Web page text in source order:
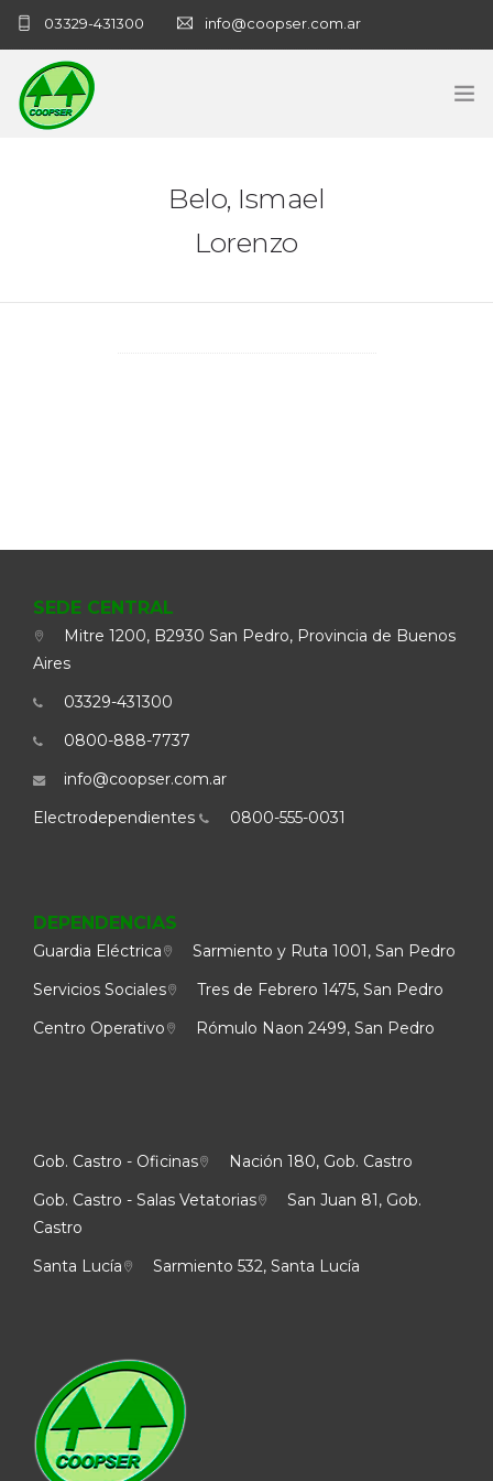
03329-431300 info@coopser.com.ar
Belo, Ismael
Lorenzo
SEDE CENTRAL
Mitre 1200, B2930 San Pedro, Provincia de Buenos
Aires
03329-431300
0800-888-7737
info@coopser.com.ar
Electrodependientes
0800-555-0031
DEPENDENCIAS
Guardia Eléctrica
Sarmiento y Ruta 1001, San Pedro
Servicios Sociales
Tres de Febrero 1475, San Pedro
Centro Operativo
Rómulo Naon 2499, San Pedro
Gob. Castro - Oficinas
Nación 180, Gob. Castro
Gob. Castro - Salas Vetatorias
San Juan 81, Gob.
Castro
Santa Lucía
Sarmiento 532, Santa Lucía